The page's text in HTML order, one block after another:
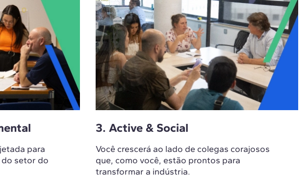
para
do setor do
3. Active & Social
Você crescerá ao lado de colegas corajosos
que, como você, estão prontos para
transformar a indústria.